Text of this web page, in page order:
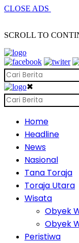
CLOSE ADS
SCROLL TO
✖
Home
Headline
News
Nasional
Tana Toraja
Toraja Utara
Wisata
Obyek
Obyek
Peristiwa